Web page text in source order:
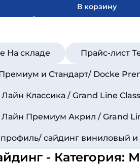
В корзину
На складе
Прайс-лист
и Стандарт/ Docke
Классика / Grand Line
Лайн Премиум Акрил / Grand
профиль/ сайдинг виниловый
- Категория: